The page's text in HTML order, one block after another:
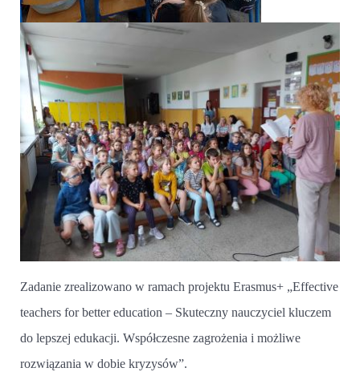
Zadanie zrealizowano w ramach projektu Erasmus+ „Effective
teachers for better education – Skuteczny nauczyciel kluczem
do lepszej edukacji. Współczesne zagrożenia i możliwe
rozwiązania w dobie kryzysów”.